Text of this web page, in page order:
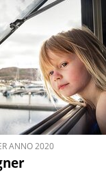
ANNO 2020